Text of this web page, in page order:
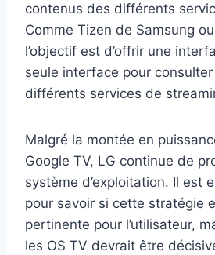
contenus des différents
Comme Tizen de Samsung ou
l’objectif est d’offrir une
seule interface pour
différents services de
Malgré la montée en
Google TV, LG continue de
système d’exploitation. Il est
pour savoir si cette stratégie
pertinente pour l’utilisateur,
les OS TV devrait être